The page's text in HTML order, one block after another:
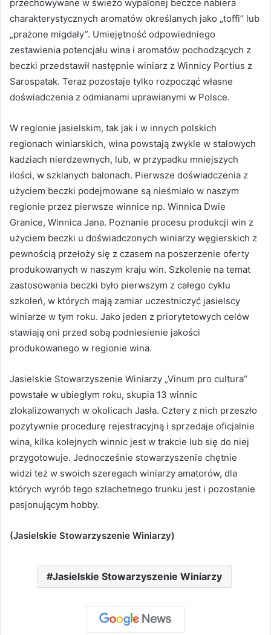
przechowywane w świeżo wypalonej beczce nabiera
charakterystycznych aromatów określanych jako „toffi” lub
„prażone migdały”. Umiejętność odpowiedniego
zestawienia potencjału wina i aromatów pochodzących z
beczki przedstawił następnie winiarz z Winnicy Portius z
Sarospatak. Teraz pozostaje tylko rozpocząć własne
doświadczenia z odmianami uprawianymi w Polsce.
W regionie jasielskim, tak jak i w innych polskich
regionach winiarskich, wina powstają zwykle w stalowych
kadziach nierdzewnych, lub, w przypadku mniejszych
ilości, w szklanych balonach. Pierwsze doświadczenia z
użyciem beczki podejmowane są nieśmiało w naszym
regionie przez pierwsze winnice np. Winnica Dwie
Granice, Winnica Jana. Poznanie procesu produkcji win z
użyciem beczki u doświadczonych winiarzy węgierskich z
pewnością przełoży się z czasem na poszerzenie oferty
produkowanych w naszym kraju win. Szkolenie na temat
zastosowania beczki było pierwszym z całego cyklu
szkoleń, w których mają zamiar uczestniczyć jasielscy
winiarze w tym roku. Jako jeden z priorytetowych celów
stawiają oni przed sobą podniesienie jakości
produkowanego w regionie wina.
Jasielskie Stowarzyszenie Winiarzy „Vinum pro cultura”
powstałe w ubiegłym roku, skupia 13 winnic
zlokalizowanych w okolicach Jasła. Cztery z nich przeszło
pozytywnie procedurę rejestracyjną i sprzedaje oficjalnie
wina, kilka kolejnych winnic jest w trakcie lub się do niej
przygotowuje. Jednocześnie stowarzyszenie chętnie
widzi też w swoich szeregach winiarzy amatorów, dla
których wyrób tego szlachetnego trunku jest i pozostanie
pasjonującym hobby.
(Jasielskie Stowarzyszenie Winiarzy)
Jasielskie Stowarzyszenie Winiarzy